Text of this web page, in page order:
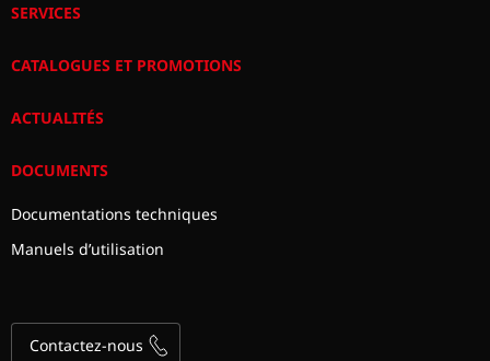
SERVICES
CATALOGUES ET PROMOTIONS
ACTUALITÉS
DOCUMENTS
Documentations techniques
Manuels d’utilisation
Contactez-nous